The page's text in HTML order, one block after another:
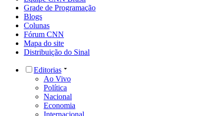
Grade de Programação
Blogs
Colunas
Fórum CNN
Mapa do site
Distribuição do Sinal
Editorias
Ao Vivo
Política
Nacional
Economia